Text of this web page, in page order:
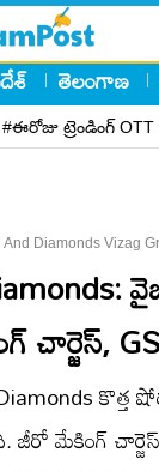
తెలంగాణ
#ఈరోజు ట్రెండింగ్
And Diamonds Vizag
చార్జెస్,
కొత్త
జీరో మేకింగ్